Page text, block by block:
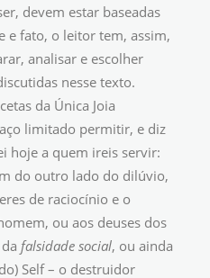
devem estar baseadas
e fato, o leitor tem, assim,
analisar e escolher
nesse texto.
da Única Joia
limitado permitir, e diz
hoje a quem ireis servir:
do outro lado do dilúvio,
de raciocínio e o
ou aos deuses dos
falsidade social, ou ainda
Self – o destruidor